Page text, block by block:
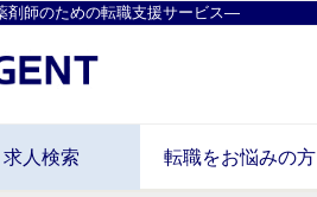
剤師のための転職支援サービス―
求人検索 転職をお悩みの方